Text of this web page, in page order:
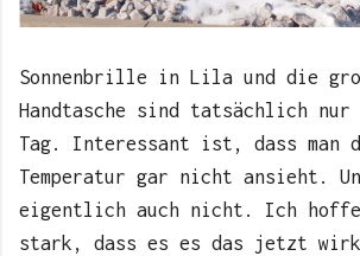
Sonnenbrille in Lila und die
Handtasche sind tatsächlich nur
Tag. Interessant ist, dass man
Temperatur gar nicht ansieht.
eigentlich auch nicht. Ich
stark, dass es es das jetzt